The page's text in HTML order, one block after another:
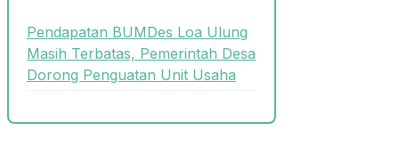
Pendapatan BUMDes Loa Ulung
Masih Terbatas, Pemerintah Desa
Dorong Penguatan Unit Usaha